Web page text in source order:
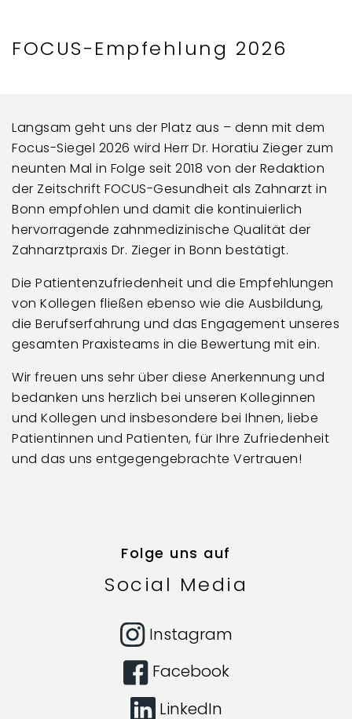
FOCUS-Empfehlung 2026
Langsam geht uns der Platz aus – denn mit dem
Focus-Siegel 2026 wird Herr Dr. Horatiu Zieger zum
neunten Mal in Folge seit 2018 von der Redaktion
der Zeitschrift FOCUS-Gesundheit als Zahnarzt in
Bonn empfohlen und damit die kontinuierlich
hervorragende zahnmedizinische Qualität der
Zahnarztpraxis Dr. Zieger in Bonn bestätigt.
Die Patientenzufriedenheit und die Empfehlungen
von Kollegen fließen ebenso wie die Ausbildung,
die Berufserfahrung und das Engagement unseres
gesamten Praxisteams in die Bewertung mit ein.
Wir freuen uns sehr über diese Anerkennung und
bedanken uns herzlich bei unseren Kolleginnen
und Kollegen und insbesondere bei Ihnen, liebe
Patientinnen und Patienten, für Ihre Zufriedenheit
und das uns entgegengebrachte Vertrauen!
Folge uns auf
Social Media
Instagram
Facebook
LinkedIn